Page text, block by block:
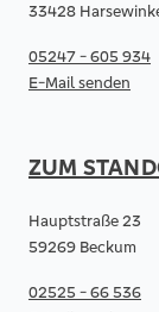
33428
05247 - 605 934
E-Mail senden
ZUM
Hauptstraße 23
59269 Beckum
02525 - 66 536